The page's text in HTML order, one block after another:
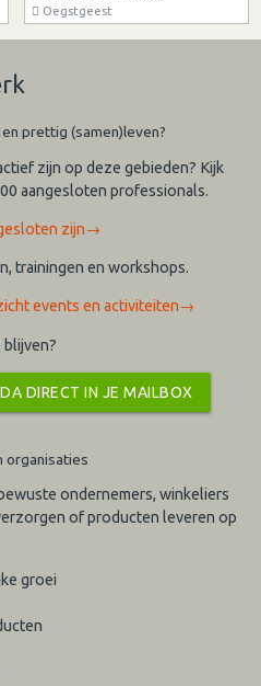
Oegstgeest
prettig (samen)leven?
zijn op deze gebieden? Kijk
aangesloten professionals.
zijn→
trainingen en workshops.
events en activiteiten→
blijven?
DIRECT IN JE MAILBOX
organisaties
ondernemers, winkeliers
of producten leveren op
groei